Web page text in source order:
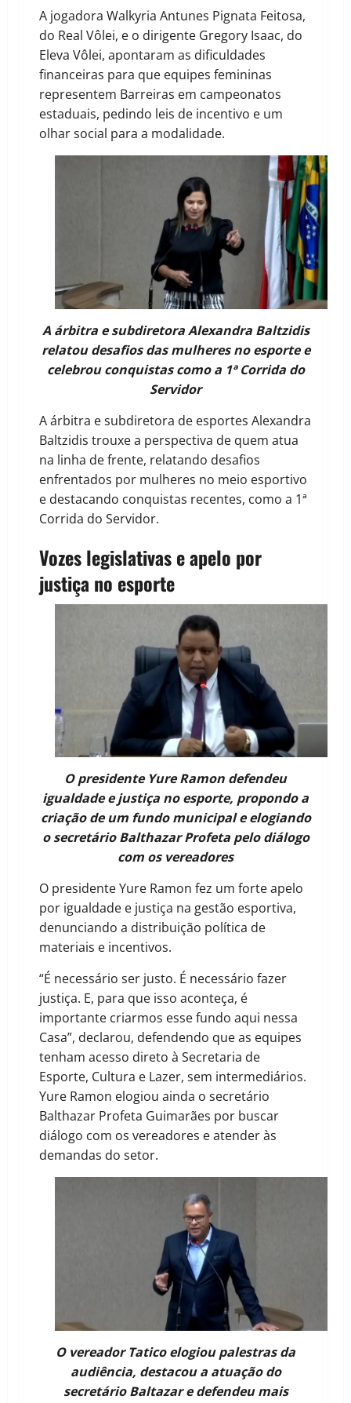
A jogadora Walkyria Antunes Pignata Feitosa,
do Real Vôlei, e o dirigente Gregory Isaac, do
Eleva Vôlei, apontaram as dificuldades
financeiras para que equipes femininas
representem Barreiras em campeonatos
estaduais, pedindo leis de incentivo e um
olhar social para a modalidade.
A árbitra e subdiretora Alexandra Baltzidis
relatou desafios das mulheres no esporte e
celebrou conquistas como a 1ª Corrida do
Servidor
A árbitra e subdiretora de esportes Alexandra
Baltzidis trouxe a perspectiva de quem atua
na linha de frente, relatando desafios
enfrentados por mulheres no meio esportivo
e destacando conquistas recentes, como a 1ª
Corrida do Servidor.
Vozes legislativas e apelo por
justiça no esporte
O presidente Yure Ramon defendeu
igualdade e justiça no esporte, propondo a
criação de um fundo municipal e elogiando
o secretário Balthazar Profeta pelo diálogo
com os vereadores
O presidente Yure Ramon fez um forte apelo
por igualdade e justiça na gestão esportiva,
denunciando a distribuição política de
materiais e incentivos.
“É necessário ser justo. É necessário fazer
justiça. E, para que isso aconteça, é
importante criarmos esse fundo aqui nessa
Casa”, declarou, defendendo que as equipes
tenham acesso direto à Secretaria de
Esporte, Cultura e Lazer, sem intermediários.
Yure Ramon elogiou ainda o secretário
Balthazar Profeta Guimarães por buscar
diálogo com os vereadores e atender às
demandas do setor.
O vereador Tatico elogiou palestras da
audiência, destacou a atuação do
secretário Baltazar e defendeu mais